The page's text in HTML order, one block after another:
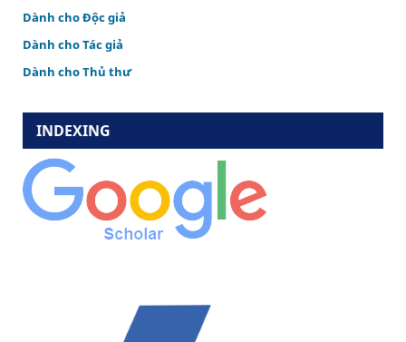
Dành cho Độc giả
Dành cho Tác giả
Dành cho Thủ thư
INDEXING